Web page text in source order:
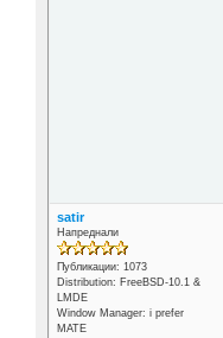
satir
Напреднали
Публикации: 1073
Distribution: FreeBSD-10.1 &
LMDE
Window Manager: i prefer
MATE